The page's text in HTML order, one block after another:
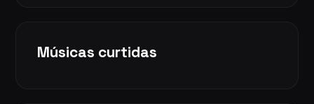
Músicas curtidas